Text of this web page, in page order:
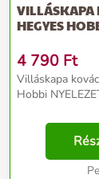
VILLÁSKAPA
HEGYES
4 790 Ft
Villáskapa
Hobbi